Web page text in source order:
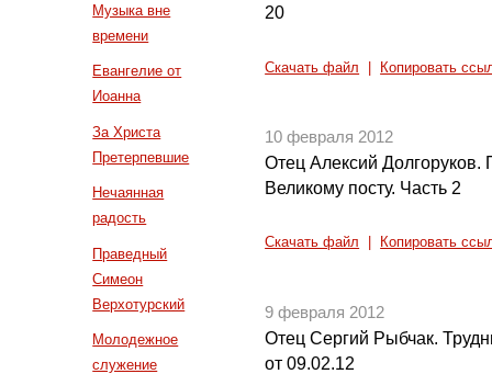
Музыка вне
времени
Евангелие от
Иоанна
За Христа
Претерпевшие
Нечаянная
радость
Праведный
Симеон
Верхотурский
Молодежное
служение
20
Скачать файл Копировать
10 февраля 2012
Отец Алексий Долгоруков.
Великому посту. Часть 2
Скачать файл Копировать
9 февраля 2012
Отец Сергий Рыбчак.
от 09.02.12